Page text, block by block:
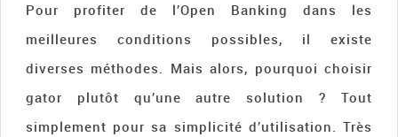
Pour profiter de l’Open Banking dans les
meilleures conditions possibles, il existe
diverses méthodes. Mais alors, pourquoi choisir
gator plutôt qu’une autre solution ? Tout
simplement pour sa simplicité d’utilisation. Très